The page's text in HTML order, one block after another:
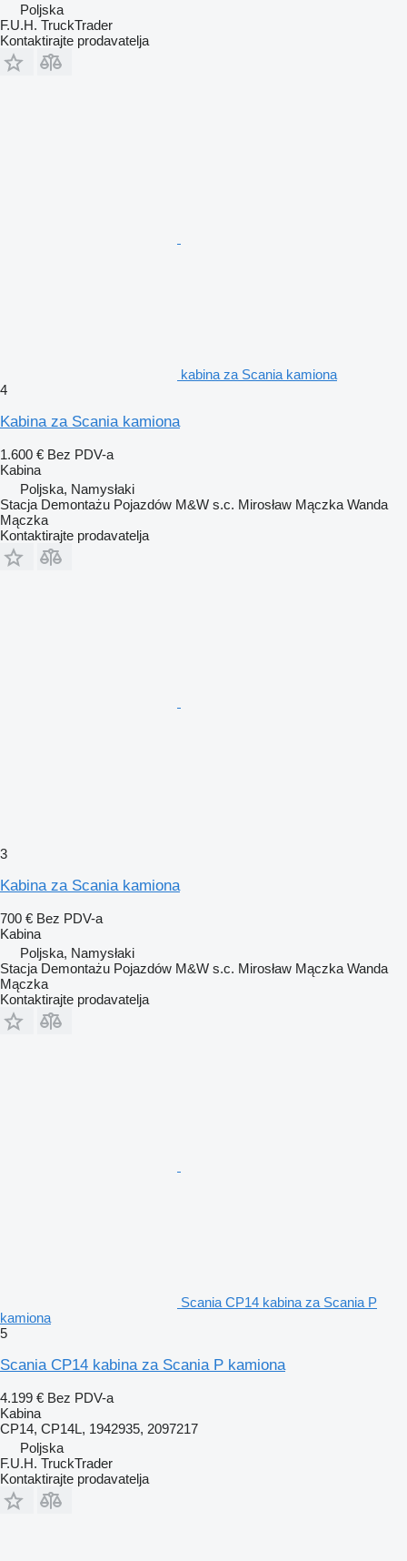
Poljska
F.U.H. TruckTrader
Kontaktirajte prodavatelja
kabina za Scania kamiona
4
Kabina za Scania kamiona
1.600 € Bez PDV-a
Kabina
Poljska, Namysłaki
Stacja Demontażu Pojazdów M&W s.c. Mirosław Mączka Wanda
Mączka
Kontaktirajte prodavatelja
3
Kabina za Scania kamiona
700 € Bez PDV-a
Kabina
Poljska, Namysłaki
Stacja Demontażu Pojazdów M&W s.c. Mirosław Mączka Wanda
Mączka
Kontaktirajte prodavatelja
Scania CP14 kabina za Scania P
kamiona
5
Scania CP14 kabina za Scania P kamiona
4.199 € Bez PDV-a
Kabina
CP14, CP14L, 1942935, 2097217
Poljska
F.U.H. TruckTrader
Kontaktirajte prodavatelja